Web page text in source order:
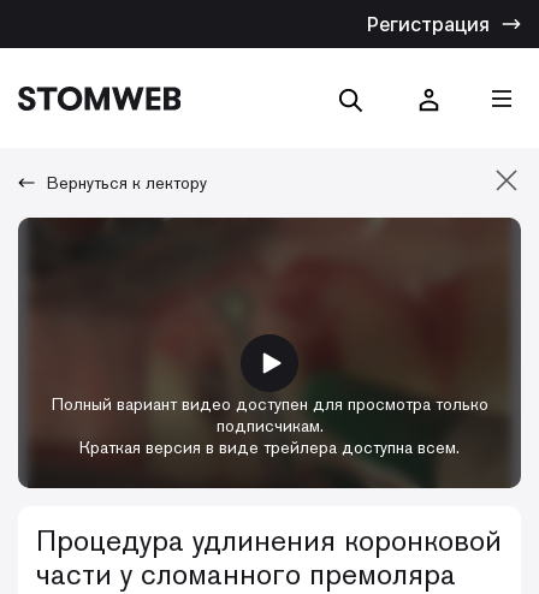
Регистрация
Вернуться к лектору
Полный вариант видео доступен для просмотра только
подписчикам.
Краткая версия в виде трейлера доступна всем.
Процедура удлинения коронковой
части у сломанного премоляра
Отмена